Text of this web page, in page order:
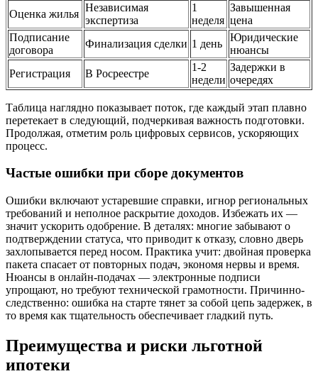
Оценка жилья
Независимая
экспертиза
1
неделя
Завышенная
цена
Подписание
договора
Финализация сделки 1 день
Юридические
нюансы
Регистрация
В Росреестре
1-2
недели
Задержки в
очередях
Таблица наглядно показывает поток, где каждый этап плавно
перетекает в следующий, подчеркивая важность подготовки.
Продолжая, отметим роль цифровых сервисов, ускоряющих
процесс.
Частые ошибки при сборе документов
Ошибки включают устаревшие справки, игнор региональных
требований и неполное раскрытие доходов. Избежать их —
значит ускорить одобрение. В деталях: многие забывают о
подтверждении статуса, что приводит к отказу, словно дверь
захлопывается перед носом. Практика учит: двойная проверка
пакета спасает от повторных подач, экономя нервы и время.
Нюансы в онлайн-подачах — электронные подписи
упрощают, но требуют технической грамотности. Причинно-
следственно: ошибка на старте тянет за собой цепь задержек, в
то время как тщательность обеспечивает гладкий путь.
Преимущества и риски льготной
ипотеки